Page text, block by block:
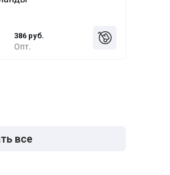
Опт.
386 руб.
-24%
все